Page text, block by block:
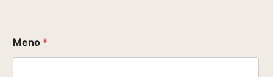
Meno *